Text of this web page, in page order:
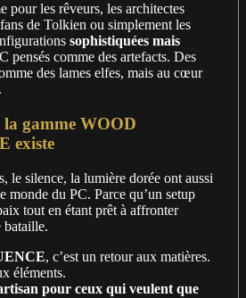
pour les rêveurs, les architectes
de Tolkien ou simplement les
sophistiquées mais
pensés comme des artefacts. Des
des lames elfes, mais au cœur
gamme WOOD
existe
le silence, la lumière dorée ont aussi
monde du PC. Parce qu’un setup
tout en étant prêt à affronter
bataille.
, c’est un retour aux matières.
éléments.
pour ceux qui veulent que